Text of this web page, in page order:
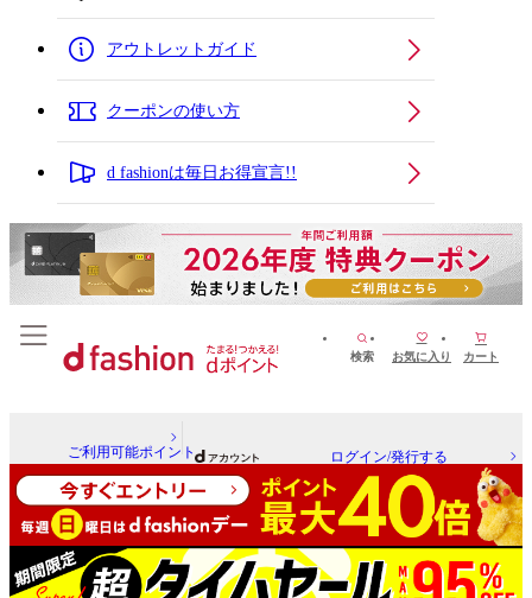
アウトレットガイド
クーポンの使い方
d fashionは毎日お得宣言!!
検索 お気に入り カート
ご利用可能ポイント ログイン/発行する